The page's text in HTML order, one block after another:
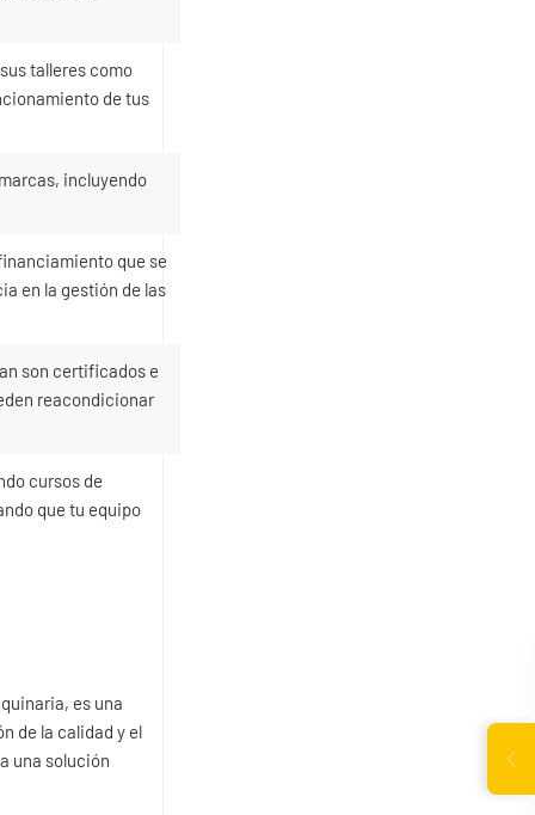
talleres como
de tus
incluyendo
que se
en la gestión de las
son certificados e
reacondicionar
cursos de
que tu equipo
es una
de la calidad y el
una solución